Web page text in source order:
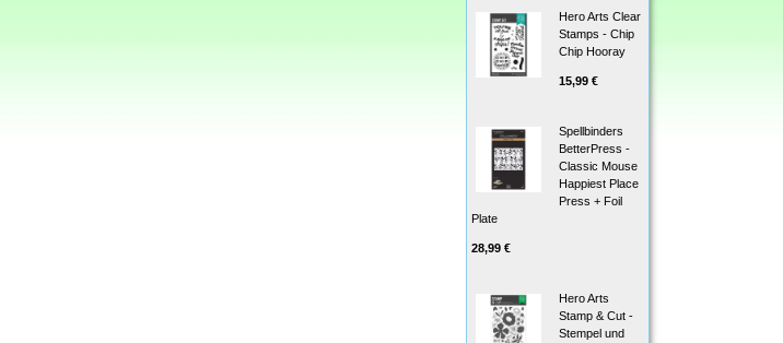
Hero Arts Clear
Stamps - Chip
Chip Hooray
15,99 €
Spellbinders
BetterPress -
Classic Mouse
Happiest Place
Press + Foil
Plate
28,99 €
Hero Arts
Stamp & Cut -
Stempel und